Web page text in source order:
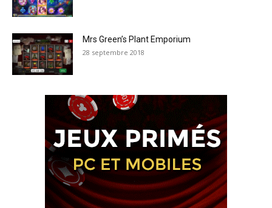
Mrs Green’s Plant Emporium
28 septembre 2018